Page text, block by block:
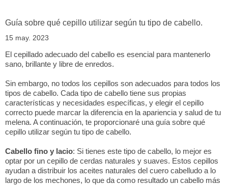
Guía sobre qué cepillo utilizar según tu tipo de cabello.
15 may. 2023
El cepillado adecuado del cabello es esencial para mantenerlo
sano, brillante y libre de enredos.
Sin embargo, no todos los cepillos son adecuados para todos los
tipos de cabello. Cada tipo de cabello tiene sus propias
características y necesidades específicas, y elegir el cepillo
correcto puede marcar la diferencia en la apariencia y salud de tu
melena. A continuación, te proporcionaré una guía sobre qué
cepillo utilizar según tu tipo de cabello.
Cabello fino y lacio: Si tienes este tipo de cabello, lo mejor es
optar por un cepillo de cerdas naturales y suaves. Estos cepillos
ayudan a distribuir los aceites naturales del cuero cabelludo a lo
largo de los mechones, lo que da como resultado un cabello más